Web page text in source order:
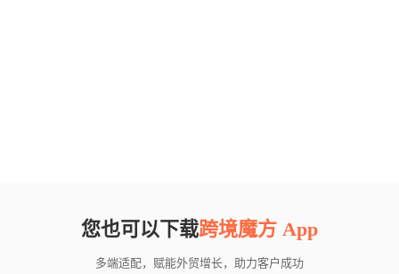
您也可以下载跨境魔方 App
多端适配，赋能外贸增长，助力客户成功